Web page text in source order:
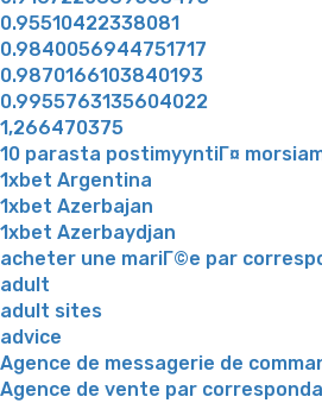
0.95510422338081
0.9840056944751717
0.9870166103840193
0.9955763135604022
1,266470375
10 parasta postimyyntiГ¤
1xbet Argentina
1xbet Azerbajan
1xbet Azerbaydjan
acheter une mariГ©e par
adult
adult sites
advice
Agence de messagerie de
Agence de vente par